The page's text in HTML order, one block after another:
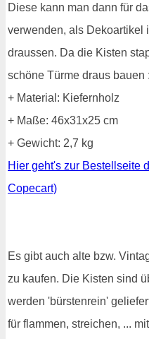
Diese kann man dann für
verwenden, als Dekoartikel
draussen. Da die Kisten
schöne Türme draus bauen
+ Material: Kiefernholz
+ Maße: 46x31x25 cm
+ Gewicht: 2,7 kg
Hier geht's zur Bestellseite
Copecart)
Es gibt auch alte bzw.
zu kaufen. Die Kisten sind
werden 'bürstenrein'
für flammen, streichen, ...